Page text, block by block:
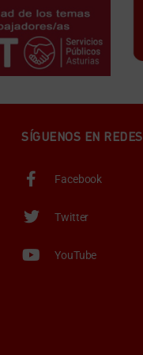
SÍGUENOS EN REDES
Facebook
Twitter
YouTube